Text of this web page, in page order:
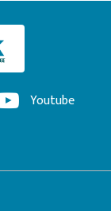
Youtube